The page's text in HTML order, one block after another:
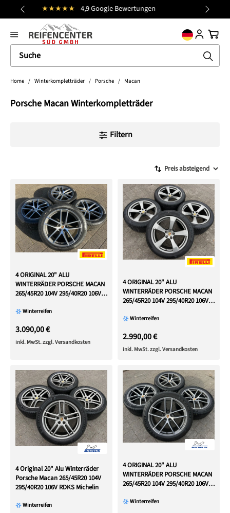
springen Kostenloser Versand (DE)
general.prev
Home / Winterkompletträder / Porsche / Macan
Porsche Macan Winterkompletträder
Filtern
4 ORIGINAL 20" ALU
WINTERRÄDER PORSCHE MACAN
265/45R20 104V 295/40R20 106V
Winterreifen
3.090,00 €
inkl. MwSt. zzgl. Versandkosten
4 ORIGINAL 20" ALU
WINTERRÄDER PORSCHE MACAN
265/45R20 104V 295/40R20 106V
Winterreifen
2.990,00 €
inkl. MwSt. zzgl. Versandkosten
4 Original 20" Alu Winterräder
Porsche Macan 265/45R20 104V
295/40R20 106V RDKS Michelin
Winterreifen
4 ORIGINAL 20" ALU
WINTERRÄDER PORSCHE MACAN
265/45R20 104V 295/40R20 106V
Winterreifen